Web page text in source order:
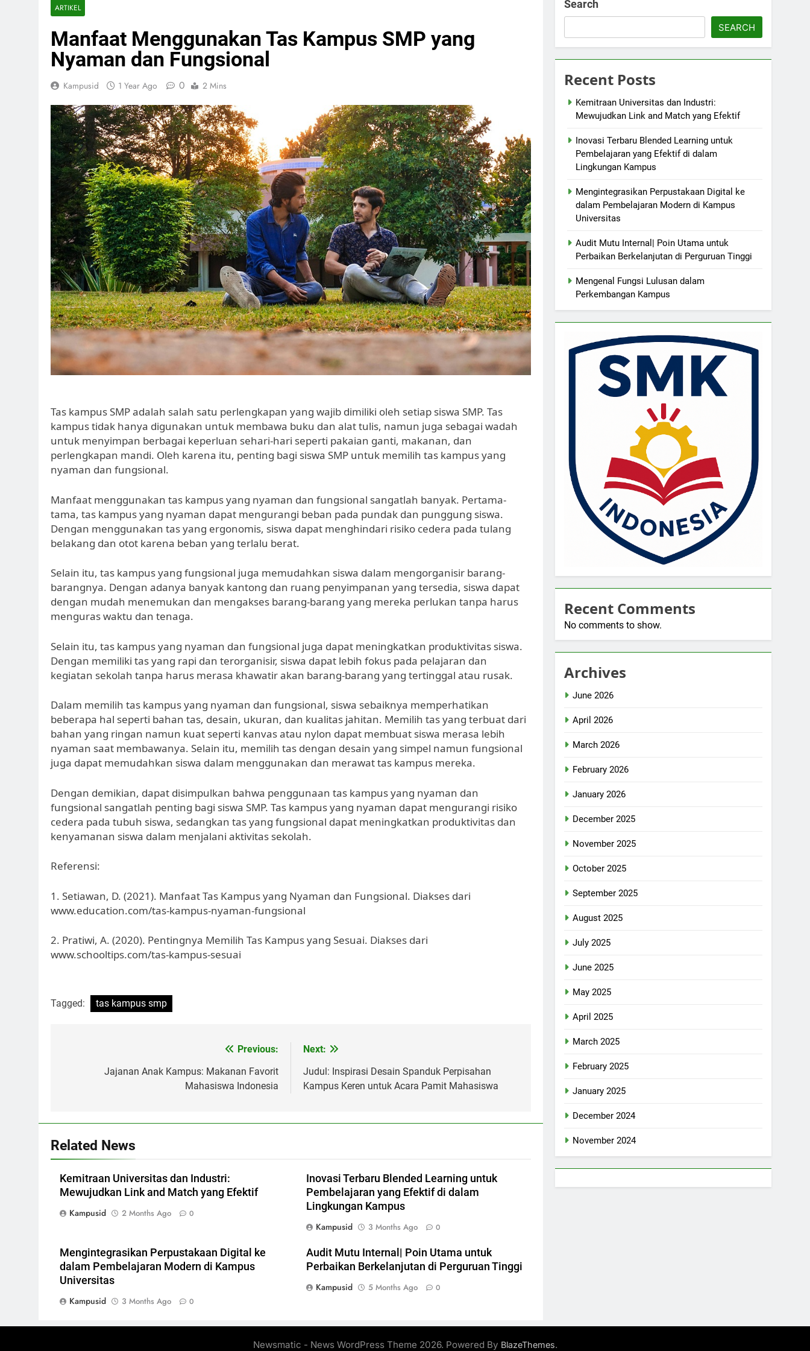
ARTIKEL
Manfaat Menggunakan Tas Kampus SMP yang
Nyaman dan Fungsional
Kampusid 1 Year Ago 0 2 Mins
Tas kampus SMP adalah salah satu perlengkapan yang wajib dimiliki oleh setiap siswa SMP. Tas
kampus tidak hanya digunakan untuk membawa buku dan alat tulis, namun juga sebagai wadah
untuk menyimpan berbagai keperluan sehari-hari seperti pakaian ganti, makanan, dan
perlengkapan mandi. Oleh karena itu, penting bagi siswa SMP untuk memilih tas kampus yang
nyaman dan fungsional.
Manfaat menggunakan tas kampus yang nyaman dan fungsional sangatlah banyak. Pertama-
tama, tas kampus yang nyaman dapat mengurangi beban pada pundak dan punggung siswa.
Dengan menggunakan tas yang ergonomis, siswa dapat menghindari risiko cedera pada tulang
belakang dan otot karena beban yang terlalu berat.
Selain itu, tas kampus yang fungsional juga memudahkan siswa dalam mengorganisir barang-
barangnya. Dengan adanya banyak kantong dan ruang penyimpanan yang tersedia, siswa dapat
dengan mudah menemukan dan mengakses barang-barang yang mereka perlukan tanpa harus
menguras waktu dan tenaga.
Selain itu, tas kampus yang nyaman dan fungsional juga dapat meningkatkan produktivitas siswa.
Dengan memiliki tas yang rapi dan terorganisir, siswa dapat lebih fokus pada pelajaran dan
kegiatan sekolah tanpa harus merasa khawatir akan barang-barang yang tertinggal atau rusak.
Dalam memilih tas kampus yang nyaman dan fungsional, siswa sebaiknya memperhatikan
beberapa hal seperti bahan tas, desain, ukuran, dan kualitas jahitan. Memilih tas yang terbuat dari
bahan yang ringan namun kuat seperti kanvas atau nylon dapat membuat siswa merasa lebih
nyaman saat membawanya. Selain itu, memilih tas dengan desain yang simpel namun fungsional
juga dapat memudahkan siswa dalam menggunakan dan merawat tas kampus mereka.
Dengan demikian, dapat disimpulkan bahwa penggunaan tas kampus yang nyaman dan
fungsional sangatlah penting bagi siswa SMP. Tas kampus yang nyaman dapat mengurangi risiko
cedera pada tubuh siswa, sedangkan tas yang fungsional dapat meningkatkan produktivitas dan
kenyamanan siswa dalam menjalani aktivitas sekolah.
Referensi:
1. Setiawan, D. (2021). Manfaat Tas Kampus yang Nyaman dan Fungsional. Diakses dari
www.education.com/tas-kampus-nyaman-fungsional
2. Pratiwi, A. (2020). Pentingnya Memilih Tas Kampus yang Sesuai. Diakses dari
www.schooltips.com/tas-kampus-sesuai
Tagged: tas kampus smp
navigation
Previous:
Jajanan Anak Kampus: Makanan Favorit
Mahasiswa Indonesia
Next:
Judul: Inspirasi Desain Spanduk Perpisahan
Kampus Keren untuk Acara Pamit Mahasiswa
Related News
Kemitraan Universitas dan Industri:
Mewujudkan Link and Match yang Efektif
Kampusid
2 Months Ago 0
Inovasi Terbaru Blended Learning untuk
Pembelajaran yang Efektif di dalam
Lingkungan Kampus
Kampusid
3 Months Ago 0
Mengintegrasikan Perpustakaan Digital ke
dalam Pembelajaran Modern di Kampus
Universitas
Kampusid
3 Months Ago 0
Audit Mutu Internal| Poin Utama untuk
Perbaikan Berkelanjutan di Perguruan Tinggi
Kampusid
5 Months Ago 0
Search
SEARCH
Recent Posts
Kemitraan Universitas dan Industri:
Mewujudkan Link and Match yang Efektif
Inovasi Terbaru Blended Learning untuk
Pembelajaran yang Efektif di dalam
Lingkungan Kampus
Mengintegrasikan Perpustakaan Digital ke
dalam Pembelajaran Modern di Kampus
Universitas
Audit Mutu Internal| Poin Utama untuk
Perbaikan Berkelanjutan di Perguruan Tinggi
Mengenal Fungsi Lulusan dalam
Perkembangan Kampus
Recent Comments
No comments to show.
Archives
June 2026
April 2026
March 2026
February 2026
January 2026
December 2025
November 2025
October 2025
September 2025
August 2025
July 2025
June 2025
May 2025
April 2025
March 2025
February 2025
January 2025
December 2024
November 2024
Newsmatic - News WordPress Theme 2026. Powered By BlazeThemes.